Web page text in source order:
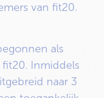
van fit20.
als
Inmiddels
naar 3